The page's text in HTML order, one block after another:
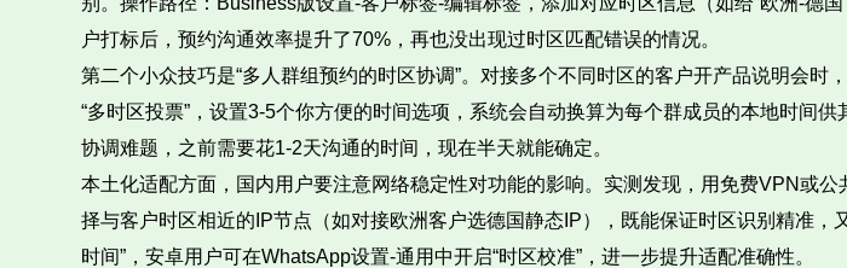
户打标后，预约沟通效率提升了70%，再也没出现过时区匹配错误的情况。
第二个小众技巧是“多人群组预约的时区协调”。对接多个不同时区的客户开产品说明会时
“多时区投票”，设置3-5个你方便的时间选项，系统会自动换算为每个群成员的本地时间
协调难题，之前需要花1-2天沟通的时间，现在半天就能确定。
本土化适配方面，国内用户要注意网络稳定性对功能的影响。实测发现，用免费VPN或
择与客户时区相近的IP节点（如对接欧洲客户选德国静态IP），既能保证时区识别精准
时间”，安卓用户可在WhatsApp设置-通用中开启“时区校准”，进一步提升适配准确性。